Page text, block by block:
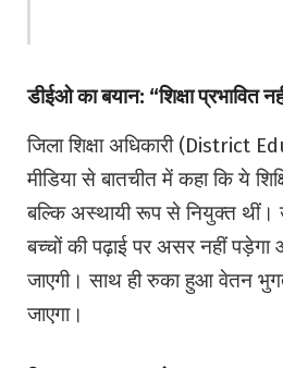
डीईओ का बयान: “शिक्षा प्रभावित
जिला शिक्षा अधिकारी (District
मीडिया से बातचीत में कहा कि ये
बल्कि अस्थायी रूप से नियुक्त थीं।
बच्चों की पढ़ाई पर असर नहीं
जाएगी। साथ ही रुका हुआ वेतन
जाएगा।